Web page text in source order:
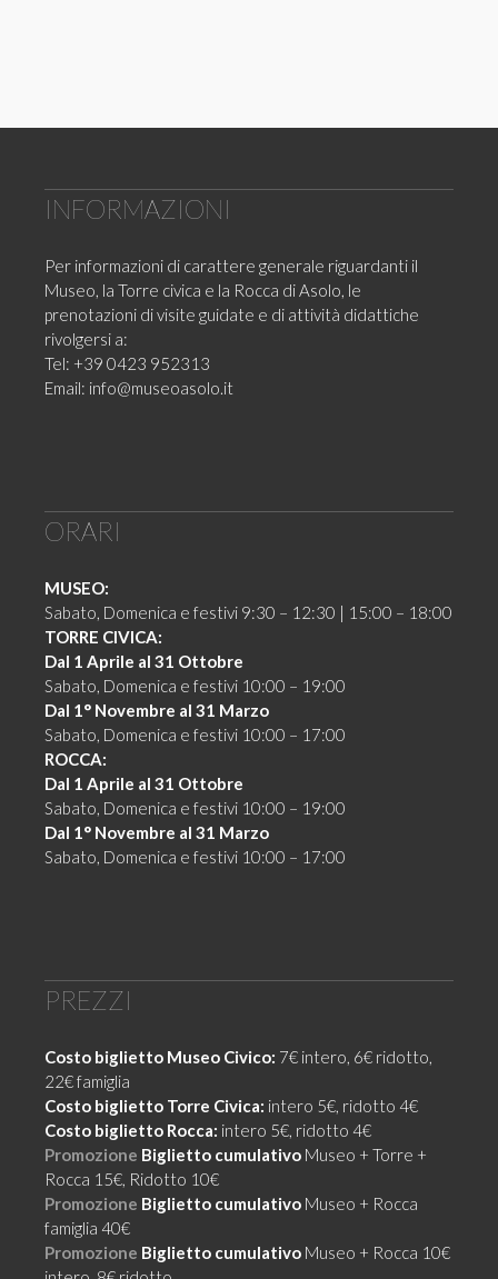
INFORMAZIONI
Per informazioni di carattere generale riguardanti il
Museo, la Torre civica e la Rocca di Asolo, le
prenotazioni di visite guidate e di attività didattiche
rivolgersi a:
Tel: +39 0423 952313
Email: info@museoasolo.it
ORARI
MUSEO:
Sabato, Domenica e festivi 9:30 – 12:30 | 15:00 – 18:00
TORRE CIVICA:
Dal 1 Aprile al 31 Ottobre
Sabato, Domenica e festivi 10:00 – 19:00
Dal 1° Novembre al 31 Marzo
Sabato, Domenica e festivi 10:00 – 17:00
ROCCA:
Dal 1 Aprile al 31 Ottobre
Sabato, Domenica e festivi 10:00 – 19:00
Dal 1° Novembre al 31 Marzo
Sabato, Domenica e festivi 10:00 – 17:00
PREZZI
Costo biglietto Museo Civico: 7€ intero, 6€ ridotto,
22€ famiglia
Costo biglietto Torre Civica: intero 5€, ridotto 4€
Costo biglietto Rocca: intero 5€, ridotto 4€
Promozione Biglietto cumulativo Museo + Torre +
Rocca 15€, Ridotto 10€
Promozione Biglietto cumulativo Museo + Rocca
famiglia 40€
Promozione Biglietto cumulativo Museo + Rocca 10€